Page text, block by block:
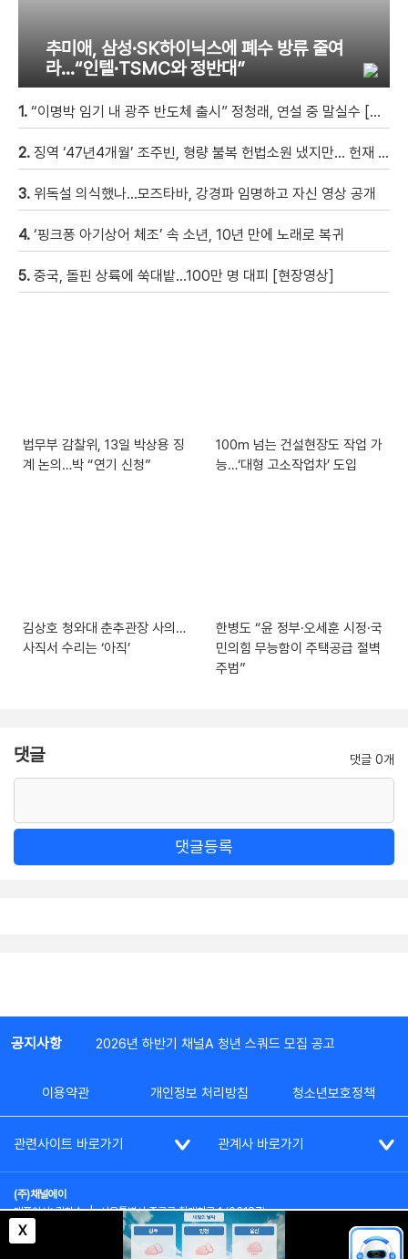
추미애, 삼성·SK하이닉스에 폐수 방류 줄여
라…“인텔·TSMC와 정반대”
1. “이명박 임기 내 광주 반도체 출시” 정청래, 연설 중 말실수 [현장영상]
2. 징역 ‘47년4개월’ 조주빈, 형량 불복 헌법소원 냈지만… 헌재 “합헌”
3. 위독설 의식했나…모즈타바, 강경파 임명하고 자신 영상 공개
4. ‘핑크퐁 아기상어 체조’ 속 소년, 10년 만에 노래로 복귀
5. 중국, 돌핀 상륙에 쑥대밭…100만 명 대피 [현장영상]
법무부 감찰위, 13일 박상용 징
계 논의…박 “연기 신청”
100m 넘는 건설현장도 작업 가
능…‘대형 고소작업차’ 도입
김상호 청와대 춘추관장 사의…
사직서 수리는 ‘아직’
한병도 “윤 정부·오세훈 시정·국
민의힘 무능함이 주택공급 절벽
주범”
댓글 댓글 0개
댓글등록
X
공지사항 2026년 하반기 채널A 청년 스쿼드 모집 공고
이용약관 개인정보 처리방침 청소년보호정책
관련사이트 바로가기 관계사 바로가기
(주)채널에이
대표이사: 김차수 | 서울특별시 종로구 청계천로 1 (03187)
부가통신사업신고: 022357호 | 사업자등록번호: 101-86-62787
대표전화: (02)2020-3114
시청자상담실: (02)2020-3100